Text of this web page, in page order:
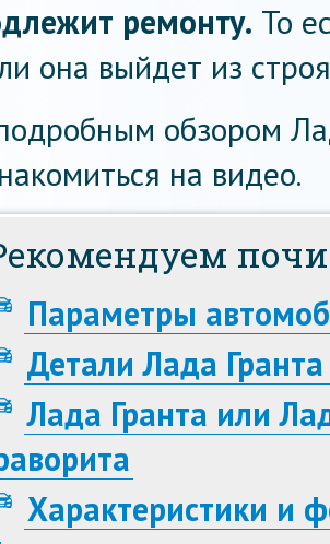
ремонту. То
она выйдет из
обзором
на видео.
Параметры
Детали Лада
Лада Гранта или
Характеристики и